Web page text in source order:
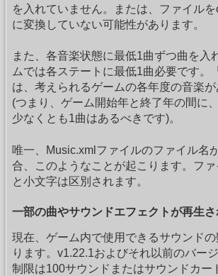
を入れていません。または、ファイル
に変換していない可能性があります。
また、各音楽状態に最低1曲ずつ曲を入
ムでは各ステートに最低1曲必要です。
は、考えられるゲームの各年度の音楽が
(つまり、ゲーム開始年と終了年の間に
少なくとも1曲はあるべきです)。
唯一、Music.xmlファイルのファイル名
合、このようなことが起こります。フ
と小文字は区別されます。
一部の曲やサウンドエフェクトが再生
現在、ゲーム内で使用できるサウンド
ります。v1.22.1およびそれ以前のバー
制限は100サウンドまたはサウンドカー